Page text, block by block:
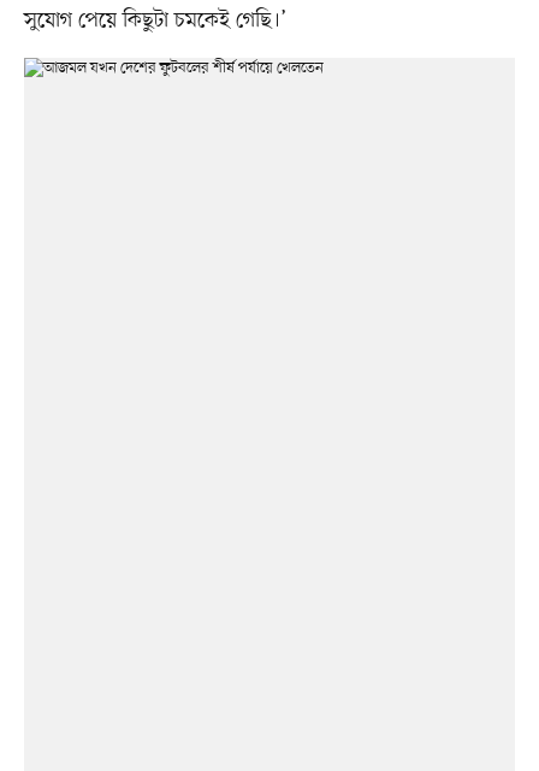
সুযোগ পেয়ে কিছুটা চমকেই গেছি।’